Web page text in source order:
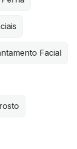
Facial